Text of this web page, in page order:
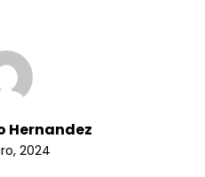
Hernandez
2024